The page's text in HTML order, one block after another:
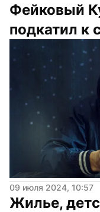
Фейковый
подкатил к
09 июля 2024, 10:57
Жилье,